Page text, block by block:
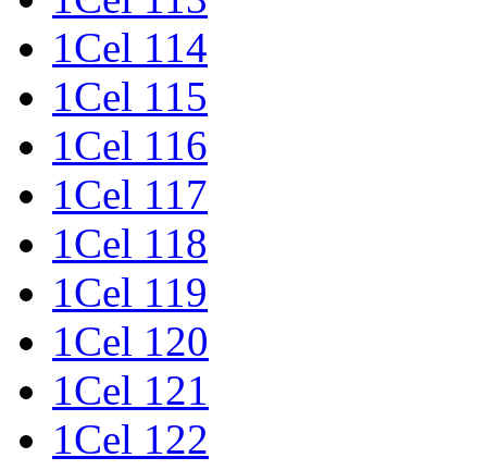
1Cel 114
1Cel 115
1Cel 116
1Cel 117
1Cel 118
1Cel 119
1Cel 120
1Cel 121
1Cel 122